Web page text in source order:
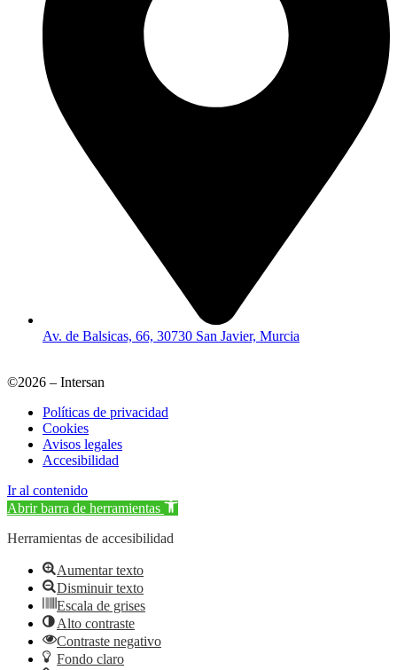
Av. de Balsicas, 66, 30730 San Javier, Murcia
©2026 – Intersan
Políticas de privacidad
Cookies
Avisos legales
Accesibilidad
Ir al contenido
Abrir barra de herramientas
Herramientas de accesibilidad
Aumentar texto
Disminuir texto
Escala de grises
Alto contraste
Contraste negativo
Fondo claro